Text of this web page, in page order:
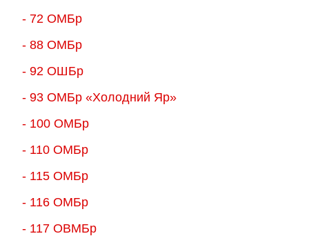
- 72 ОМБр
- 88 ОМБр
- 92 ОШБр
- 93 ОМБр «Холодний Яр»
- 100 ОМБр
- 110 ОМБр
- 115 ОМБр
- 116 ОМБр
- 117 ОВМБр